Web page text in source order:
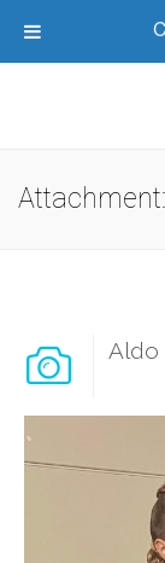
Attachment:
Aldo